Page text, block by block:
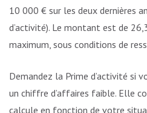
10 000 € sur les deux dernières
d’activité). Le montant est de
maximum, sous conditions de
Demandez la Prime d’activité si
un chiffre d’affaires faible. Elle
calcule en fonction de votre